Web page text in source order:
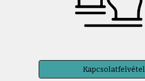
Kapcsolatfelvétel